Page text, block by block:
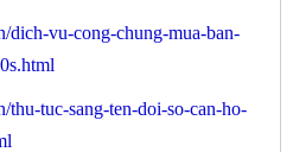
dich-vu-cong-chung-mua-ban-
thu-tuc-sang-ten-doi-so-can-ho-